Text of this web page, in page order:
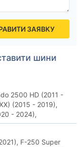
ЗАЯВКУ
шини
2500 HD (2011 -
(2015 - 2019),
- 2024),
F-250 Super